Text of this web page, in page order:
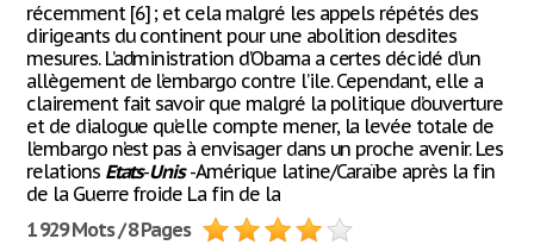
récemment [6] ; et cela malgré les appels répétés des
dirigeants du continent pour une abolition desdites
mesures. L’administration d’Obama a certes décidé d’un
allègement de l’embargo contre l’ile. Cependant, elle a
clairement fait savoir que malgré la politique d’ouverture
et de dialogue qu’elle compte mener, la levée totale de
l’embargo n’est pas à envisager dans un proche avenir. Les
relations Etats-Unis-Amérique latine/Caraïbe après la fin
de la Guerre froide La fin de la
1 929 Mots / 8 Pages